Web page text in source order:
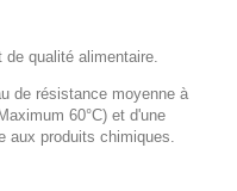
de qualité alimentaire.
de résistance moyenne à
60°C) et d'une
aux produits chimiques.